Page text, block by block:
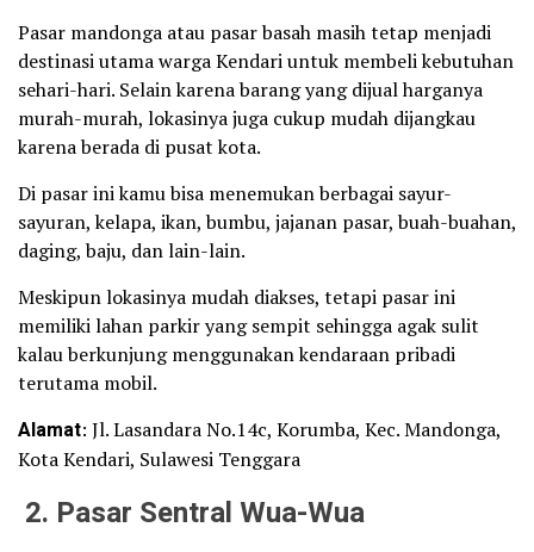
Pasar mandonga atau pasar basah masih tetap menjadi
destinasi utama warga Kendari untuk membeli kebutuhan
sehari-hari. Selain karena barang yang dijual harganya
murah-murah, lokasinya juga cukup mudah dijangkau
karena berada di pusat kota.
Di pasar ini kamu bisa menemukan berbagai sayur-
sayuran, kelapa, ikan, bumbu, jajanan pasar, buah-buahan,
daging, baju, dan lain-lain.
Meskipun lokasinya mudah diakses, tetapi pasar ini
memiliki lahan parkir yang sempit sehingga agak sulit
kalau berkunjung menggunakan kendaraan pribadi
terutama mobil.
Alamat: Jl. Lasandara No.14c, Korumba, Kec. Mandonga,
Kota Kendari, Sulawesi Tenggara
2. Pasar Sentral Wua-Wua